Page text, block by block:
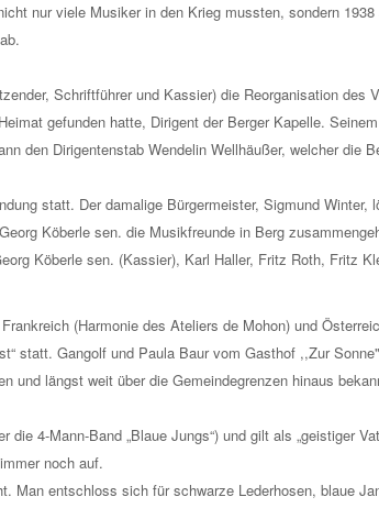
nur viele Musiker in den Krieg mussten, sondern
Schriftführer und Kassier) die Reorganisation des
gefunden hatte, Dirigent der Berger Kapelle.
den Dirigentenstab Wendelin Wellhäußer, welcher die
statt. Der damalige Bürgermeister, Sigmund Winter,
Köberle sen. die Musikfreunde in Berg
Köberle sen. (Kassier), Karl Haller, Fritz Roth, Fritz
(Harmonie des Ateliers de Mohon) und
statt. Gangolf und Paula Baur vom Gasthof ,,Zur
und längst weit über die Gemeindegrenzen hinaus
4-Mann-Band „Blaue Jungs“) und gilt als „geistiger
noch auf.
Man entschloss sich für schwarze Lederhosen, blaue